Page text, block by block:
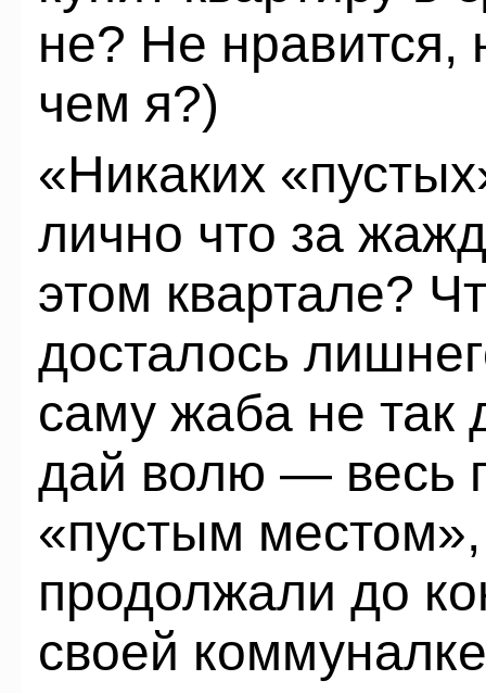
не? Не нравится,
чем я?)
«Никаких
лично что за
этом квартале?
досталось
саму жаба не так
дай волю — весь
«пустым
продолжали до
своей